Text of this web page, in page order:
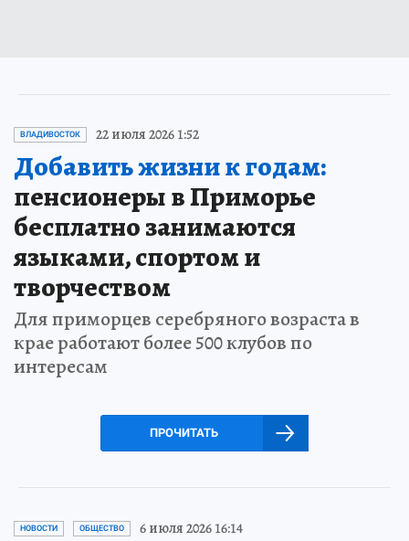
ВЛАДИВОСТОК 22 июля 2026 1:52
Добавить жизни к годам:
пенсионеры в Приморье
бесплатно занимаются
языками, спортом и
творчеством
Для приморцев серебряного возраста в
крае работают более 500 клубов по
интересам
ПРОЧИТАТЬ
НОВОСТИ ОБЩЕСТВО 6 июля 2026 16:14